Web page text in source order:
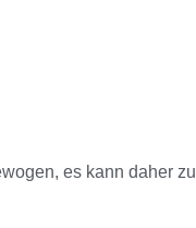
es kann daher zu